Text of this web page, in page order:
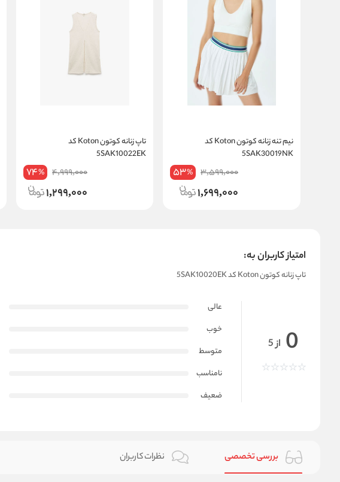
نیم تنه زنانه کوتون Koton کد
5SAK30019NK
3,599,000
53%
1,699,000
تاپ زنانه کوتون Koton کد
5SAK10022EK
4,999,000
74%
1,299,000
امتیاز کاربران به:
تاپ زنانه کوتون Koton کد 5SAK10020EK
0 از 5
عالی
خوب
متوسط
نامناسب
ضعیف
بررسی تخصصی نظرات کاربران